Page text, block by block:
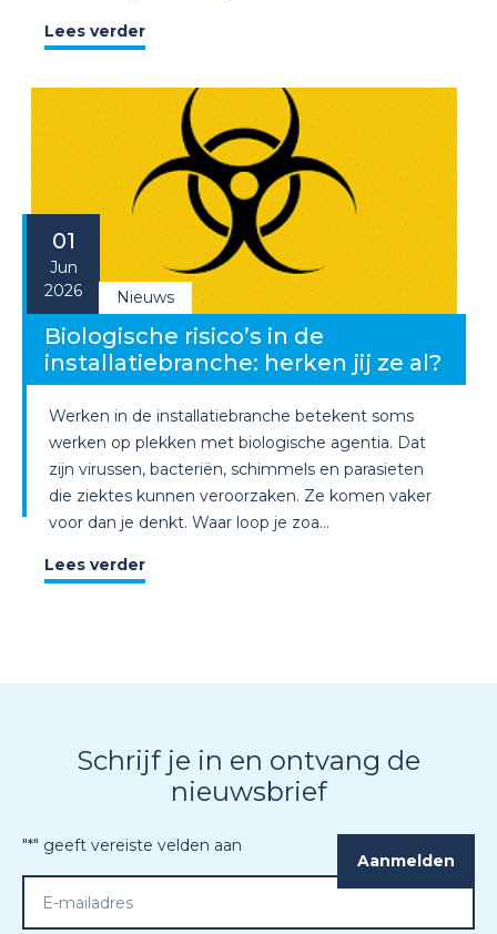
Lees verder
01
Jun
2026
Nieuws
Biologische risico’s in de
installatiebranche: herken jij ze al?
Werken in de installatiebranche betekent soms
werken op plekken met biologische agentia. Dat
zijn virussen, bacteriën, schimmels en parasieten
die ziektes kunnen veroorzaken. Ze komen vaker
voor dan je denkt. Waar loop je zoa...
Lees verder
Schrijf je in en ontvang de
nieuwsbrief
"*" geeft vereiste velden aan